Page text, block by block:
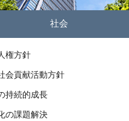
社会
権方針
会貢献活動方針
持続的成長
の課題解決